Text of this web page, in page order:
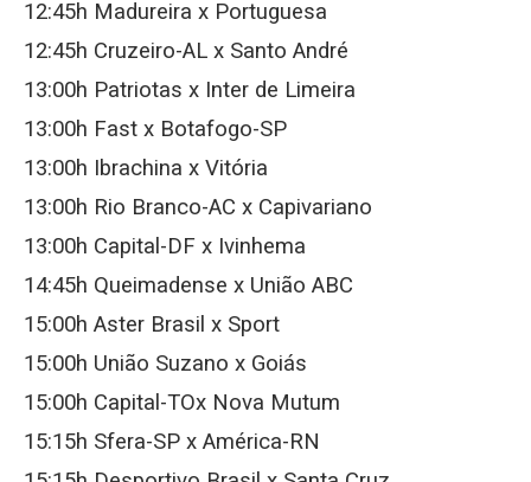
12:45h Madureira x Portuguesa
12:45h Cruzeiro-AL x Santo André
13:00h Patriotas x Inter de Limeira
13:00h Fast x Botafogo-SP
13:00h Ibrachina x Vitória
13:00h Rio Branco-AC x Capivariano
13:00h Capital-DF x Ivinhema
14:45h Queimadense x União ABC
15:00h Aster Brasil x Sport
15:00h União Suzano x Goiás
15:00h Capital-TOx Nova Mutum
15:15h Sfera-SP x América-RN